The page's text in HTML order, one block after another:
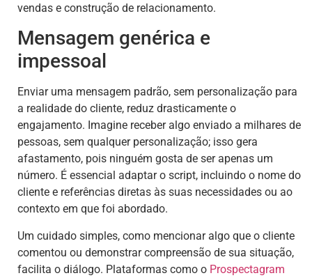
vendas e construção de relacionamento.
Mensagem genérica e
impessoal
Enviar uma mensagem padrão, sem personalização para
a realidade do cliente, reduz drasticamente o
engajamento. Imagine receber algo enviado a milhares de
pessoas, sem qualquer personalização; isso gera
afastamento, pois ninguém gosta de ser apenas um
número. É essencial adaptar o script, incluindo o nome do
cliente e referências diretas às suas necessidades ou ao
contexto em que foi abordado.
Um cuidado simples, como mencionar algo que o cliente
comentou ou demonstrar compreensão de sua situação,
facilita o diálogo. Plataformas como o Prospectagram